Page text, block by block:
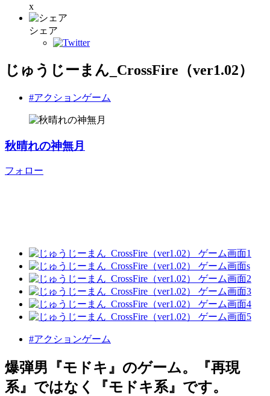
x
シェア
じゅうじーまん_CrossFire（ver1.02）
#アクションゲーム
秋晴れの神無月
フォロー
#アクションゲーム
爆弾男『モドキ』のゲーム。『再現
系』ではなく『モドキ系』です。